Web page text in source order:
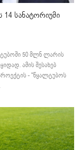
14 სანატორიუმი
50 მლნ ლარის
ამის შესახებ
- "წყალტუბოს